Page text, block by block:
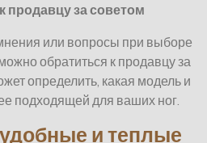
продавцу за советом
или вопросы при выборе
обратиться к продавцу за
определить, какая модель и
подходящей для ваших ног.
и теплые